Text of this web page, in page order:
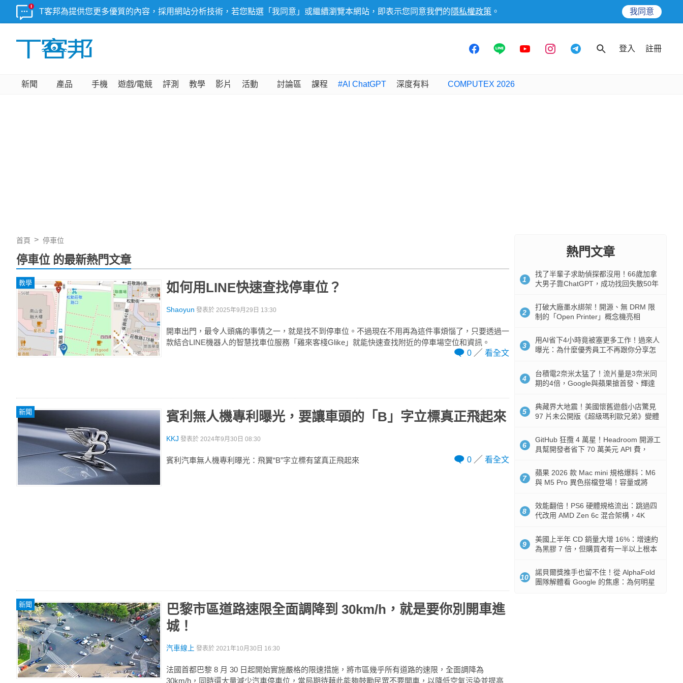
T客邦為提供您更多優質的內容，採用網站分析技術，若您點選「我同意」或繼續瀏覽本網站，即表示您同意我們的 隱私權政策 。 我同意
登入 註冊
新聞 產品 手機 遊戲/電競 評測 教學 影片 活動 討論區 課程 #AI ChatGPT 深度有料 COMPUTEX 2026
首頁 停車位
停車位 的最新熱門文章
教學 如何用LINE快速查找停車位？
Shaoyun 發表於 2025年9月29日 13:30
開車出門，最令人頭痛的事情之一，就是找不到停車位。不過現在不用再為這件事煩惱了，只要透過一
款結合LINE機器人的智慧找車位服務「雞來客棧Glike」就能快速查找附近的停車場空位和資訊。
0
看全文
新聞 賓利無人機專利曝光，要讓車頭的「B」字立標真正飛起來
KKJ 發表於 2024年9月30日 08:30
賓利汽車無人機專利曝光：飛翼“B”字立標有望真正飛起來 0 看全文
新聞
巴黎市區道路速限全面調降到 30km/h，就是要你別開車進
城！
汽車線上 發表於 2021年10月30日 16:30
法國首都巴黎 8 月 30 日起開始實施嚴格的限速措施，將市區幾乎所有道路的速限，全面調降為
30km/h，同時還大量減少汽車停車位，當局期待藉此能夠鼓勵民眾不要開車，以降低空氣污染並提高
熱門文章
1
找了半輩子求助偵探都沒用！66歲加拿
大男子靠ChatGPT，成功找回失散50年
2
打破大廠墨水綁架！開源、無 DRM 限
制的「Open Printer」概念機亮相
3
用AI省下4小時竟被塞更多工作！過來人
曝光：為什麼優秀員工不再跟你分享怎
4
台積電2奈米太猛了！流片量是3奈米同
期的4倍，Google與蘋果搶首發、輝達
5
典藏界大地震！美國懷舊遊戲小店驚見
97 片未公開版《超級瑪利歐兄弟》變體
6
GitHub 狂攬 4 萬星！Headroom 開源工
具幫開發者省下 70 萬美元 API 費，
7
蘋果 2026 款 Mac mini 規格爆料：M6
與 M5 Pro 異色搭檔登場！容量或將
8
效能翻倍！PS6 硬體規格流出：跳過四
代改用 AMD Zen 6c 混合架構，4K
9
美國上半年 CD 銷量大增 16%：增速約
為黑膠 7 倍，但購買者有一半以上根本
10
諾貝爾獎推手也留不住！從 AlphaFold
團隊解體看 Google 的焦慮：為何明星